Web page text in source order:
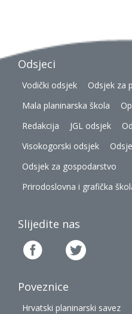
Odsjeci
Vodički odsjek
Odsjek za
Mala planinarska škola
Redakcija
JGL odsjek
Visokogorski odsjek
Odsjek za gospodarstvo
Prirodoslovna i grafička
Slijedite nas
Poveznice
Hrvatski planinarski savez